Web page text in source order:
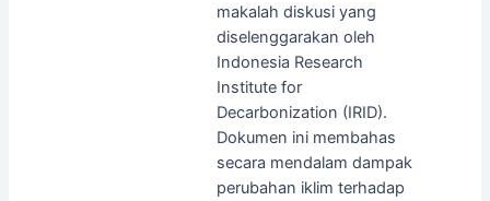
makalah diskusi yang
diselenggarakan oleh
Indonesia Research
Institute for
Decarbonization (IRID).
Dokumen ini membahas
secara mendalam dampak
perubahan iklim terhadap